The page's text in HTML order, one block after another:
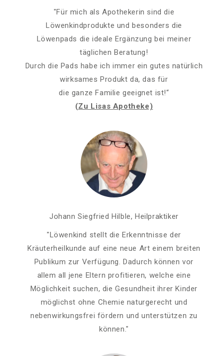
"Für mich als Apothekerin sind die
Löwenkindprodukte und besonders die
Löwenpads die ideale Ergänzung bei meiner
täglichen Beratung!
Durch die Pads habe ich immer ein gutes natürlich
wirksames Produkt da, das für
die ganze Familie geeignet ist!“
(Zu Lisas Apotheke)
Johann Siegfried Hilble, Heilpraktiker
"Löwenkind stellt die Erkenntnisse der
Kräuterheilkunde auf eine neue Art einem breiten
Publikum zur Verfügung. Dadurch können vor
allem all jene Eltern profitieren, welche eine
Möglichkeit suchen, die Gesundheit ihrer Kinder
möglichst ohne Chemie naturgerecht und
nebenwirkungsfrei fördern und unterstützen zu
können."